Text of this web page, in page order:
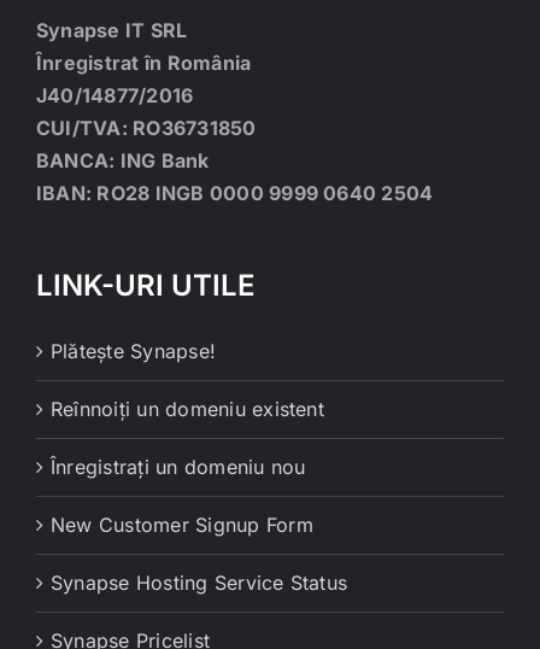
Synapse IT SRL
Înregistrat în România
J40/14877/2016
CUI/TVA: RO36731850
BANCA: ING Bank
IBAN: RO28 INGB 0000 9999 0640 2504
LINK-URI UTILE
Plătește Synapse!
Reînnoiți un domeniu existent
Înregistrați un domeniu nou
New Customer Signup Form
Synapse Hosting Service Status
Synapse Pricelist